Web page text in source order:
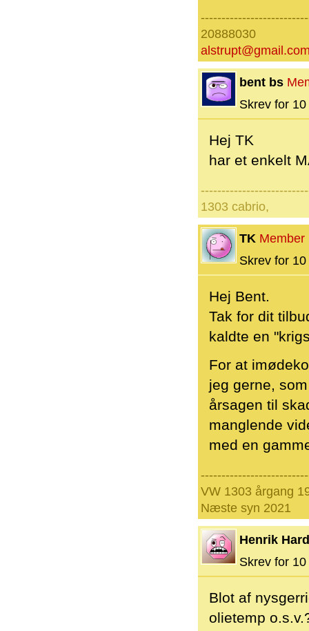
20888030
bent bs
Skrev for
Hej TK
har et enkelt
1303 cabrio,
TK Member
Skrev for
Hej Bent.
Tak for dit
kaldte en
For at
jeg gerne,
årsagen til
manglende
med en
VW 1303 årgang
Næste syn 2021
Henrik
Skrev for
Blot af
olietemp